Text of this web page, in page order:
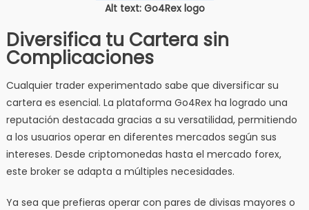
Alt text: Go4Rex logo
Diversifica tu Cartera sin
Complicaciones
Cualquier trader experimentado sabe que diversificar su
cartera es esencial. La plataforma Go4Rex ha logrado una
reputación destacada gracias a su versatilidad, permitiendo
a los usuarios operar en diferentes mercados según sus
intereses. Desde criptomonedas hasta el mercado forex,
este broker se adapta a múltiples necesidades.
Ya sea que prefieras operar con pares de divisas mayores o